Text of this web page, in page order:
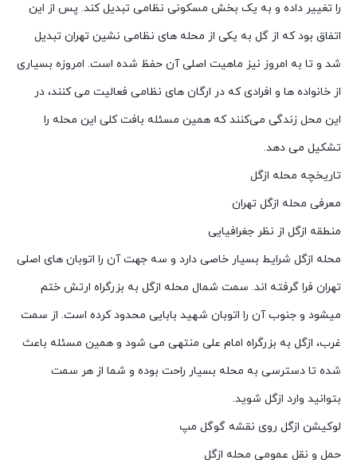
را تغییر داده و به یک بخش مسکونی نظامی تبدیل کند. پس از این
اتفاق بود که از گل به یکی از محله های نظامی نشین تهران تبدیل
شد و تا به امروز نیز ماهیت اصلی آن حفظ شده است. امروزه بسیاری
از خانواده ها و افرادی که در ارگان های نظامی فعالیت می کنند، در
این محل زندگی می‌کنند که همین مسئله بافت کلی این محله را
تشکیل می دهد.
تاریخچه محله ازگل
معرفی محله ازگل تهران
منطقه ازگل از نظر جغرافیایی
محله ازگل شرایط بسیار خاصی دارد و سه جهت آن را اتوبان های اصلی
تهران فرا گرفته اند. سمت شمال محله ازگل به بزرگراه ارتش ختم
میشود و جنوب آن را اتوبان شهید بابایی محدود کرده است. از سمت
غرب، ازگل به بزرگراه امام علی منتهی می شود و همین مسئله باعث
شده تا دسترسی به محله بسیار راحت بوده و شما از هر سمت
بتوانید وارد ازگل شوید.
لوکیشن ازگل روی نقشه گوگل مپ
حمل و نقل عمومی محله ازگل